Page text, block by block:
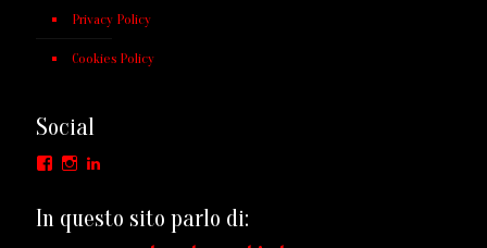
Privacy Policy
Cookies Policy
Social
Facebook
Instagram
In questo sito parlo di: